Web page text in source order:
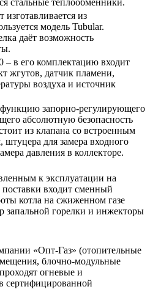
из
модель Tubular.
даёт возможность
– в его комплектацию входит
жгутов, датчик пламени,
воздуха и источник
запорно-регулирующего
абсолютную безопасность
из клапана со встроенным
штуцера для замера входного
давления в коллекторе.
к эксплуатации на
входит сменный
котла на сжиженном газе
запальной горелки и инжекторы
«Опт-Газ» (отопительные
блочно-модульные
огневые и
сертифицированной